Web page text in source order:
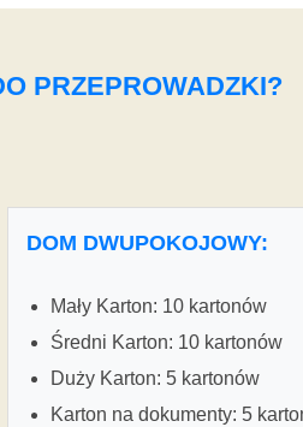
PRZEPROWADZKI?
DOM DWUPOKOJOWY:
Mały Karton: 10 kartonów
Średni Karton: 10 kartonów
Duży Karton: 5 kartonów
Karton na dokumenty: 5